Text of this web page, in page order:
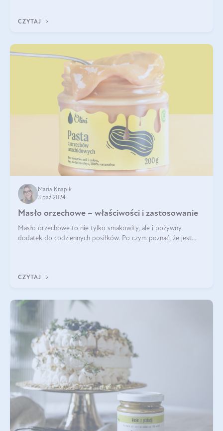
CZYTAJ
Maria Knapik
3 paź 2024
Masło orzechowe – właściwości i zastosowanie
Masło orzechowe to nie tylko smakowity, ale i pożywny
dodatek do codziennych posiłków. Po czym poznać, że jest
CZYTAJ